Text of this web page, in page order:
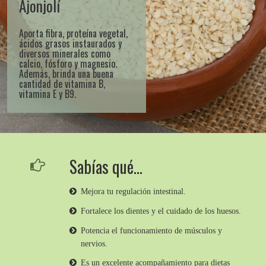
Ajonjolí
Aporta fibra, proteína vegetal,
ácidos grasos instaurados y
diversos minerales como
calcio, fósforo y magnesio.
Además, brinda una buena
cantidad de vitamina B,
vitamina E y B9.
Sabías qué…
Mejora tu regulación intestinal.
Fortalece los dientes y el cuidado de los huesos.
Potencia el funcionamiento de músculos y
nervios.
Es un excelente acompañamiento para dietas